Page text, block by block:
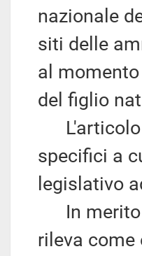
nazionale
siti delle
al
del figlio
L'articolo
specifici a
legislativo
In merito
rileva